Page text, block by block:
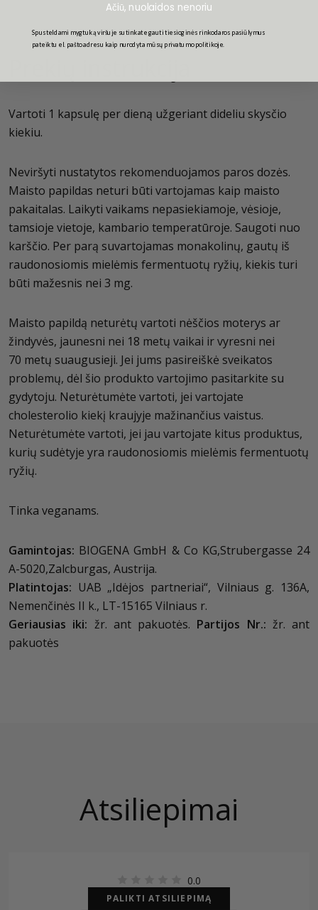
Vartoti 1 kapsulę per dieną užgeriant dideliu skysčio
kiekiu.
Neviršyti nustatytos rekomenduojamos paros dozės.
Maisto papildas neturi būti vartojamas kaip maisto
pakaitalas. Laikyti vaikams nepasiekiamoje, vėsioje,
tamsioje vietoje, kambario temperatūroje. Saugoti nuo
karščio. Per parą suvartojamas monakolinų, gautų iš
raudonosiomis mielėmis fermentuotų ryžių, kiekis turi
būti mažesnis nei 3 mg.
Maisto papildą neturėtų vartoti nėščios moterys ar
žindyvės, jaunesni nei 18 metų vaikai ir vyresni nei
70 metų suaugusieji. Jei jums pasireiškė sveikatos
problemų, dėl šio produkto vartojimo pasitarkite su
gydytoju. Neturėtumėte vartoti, jei vartojate
cholesterolio kiekį kraujyje mažinančius vaistus.
Neturėtumėte vartoti, jei jau vartojate kitus produktus,
kurių sudėtyje yra raudonosiomis mielėmis fermentuotų
ryžių.
Tinka veganams.
Gamintojas: BIOGENA GmbH & Co KG,Strubergasse 24
A-5020,Zalcburgas, Austrija.
Platintojas: UAB „Idėjos partneriai“, Vilniaus g. 136A,
Nemenčinės II k., LT-15165 Vilniaus r.
Geriausias iki: žr. ant pakuotės. Partijos Nr.: žr. ant
pakuotės
Atsiliepimai
0.0
PALIKTI ATSILIEPIMĄ
Ačiū, nuolaidos nenoriu
Spusteldami mygtuką viršuje sutinkate gauti tiesioginės rinkodaros pasiūlymus
pateiktu el. pašto adresu kaip nurodyta mūsų privatumo politikoje.